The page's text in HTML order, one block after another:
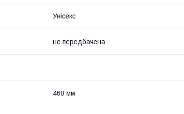
Унісекс
не передбачена
460 мм